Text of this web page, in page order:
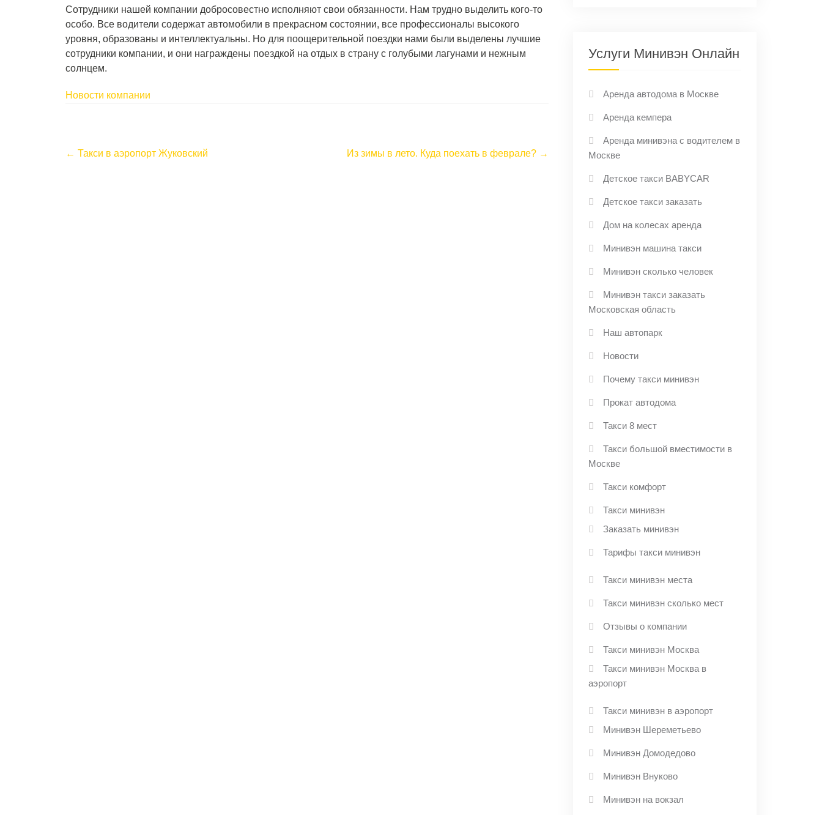
Сотрудники нашей компании добросовестно исполняют свои обязанности. Нам трудно выделить кого-то
особо. Все водители содержат автомобили в прекрасном состоянии, все профессионалы высокого
уровня, образованы и интеллектуальны. Но для поощерительной поездки нами были выделены лучшие
сотрудники компании, и они награждены поездкой на отдых в страну с голубыми лагунами и нежным
солнцем.
Новости компании
o
← Такси в аэропорт Жуковский Из зимы в лето. Куда поехать в феврале? →
Услуги Минивэн Онлайн
Аренда автодома в Москве
Аренда кемпера
Аренда минивэна с водителем в
Москве
Детское такси BABYCAR
Детское такси заказать
Дом на колесах аренда
Минивэн машина такси
Минивэн сколько человек
Минивэн такси заказать
Московская область
Наш автопарк
Новости
Почему такси минивэн
Прокат автодома
Такси 8 мест
Такси большой вместимости в
Москве
Такси комфорт
Такси минивэн
Заказать минивэн
Тарифы такси минивэн
Такси минивэн места
Такси минивэн сколько мест
Отзывы о компании
Такси минивэн Москва
Такси минивэн Москва в
аэропорт
Такси минивэн в аэропорт
Минивэн Шереметьево
Минивэн Домодедово
Минивэн Внуково
Минивэн на вокзал